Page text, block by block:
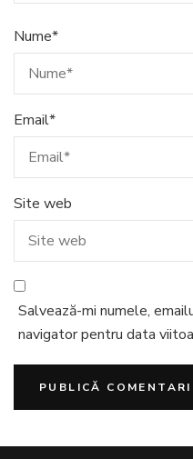
Nume*
Email*
Site web
Salvează-mi numele,
navigator pentru data